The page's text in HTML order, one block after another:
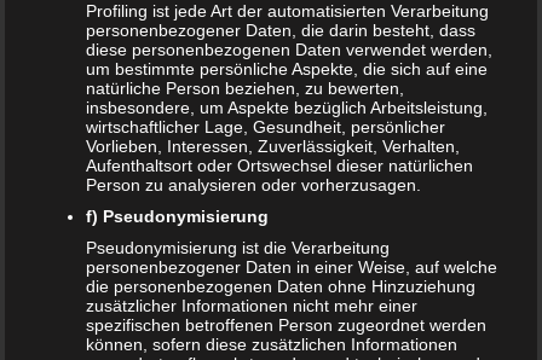
SANDRAzuVollmachten für Kinder
NACHRICHTEN
Kinder- und Jugendstärkungsgesetz kommt
Familien profitieren vom Rekordhaushalt 2020
Cannabis in der Muttermilch nachweisbar
Elterngeld online beantragen
Zahnspange für viele Kinder nicht notwendig
Profiling ist jede Art der automatisierten Verarbeitung
personenbezogener Daten, die darin besteht, dass
diese personenbezogenen Daten verwendet werden,
um bestimmte persönliche Aspekte, die sich auf eine
natürliche Person beziehen, zu bewerten,
insbesondere, um Aspekte bezüglich Arbeitsleistung,
wirtschaftlicher Lage, Gesundheit, persönlicher
Vorlieben, Interessen, Zuverlässigkeit, Verhalten,
Aufenthaltsort oder Ortswechsel dieser natürlichen
Person zu analysieren oder vorherzusagen.
f) Pseudonymisierung
Pseudonymisierung ist die Verarbeitung
personenbezogener Daten in einer Weise, auf welche
die personenbezogenen Daten ohne Hinzuziehung
zusätzlicher Informationen nicht mehr einer
spezifischen betroffenen Person zugeordnet werden
können, sofern diese zusätzlichen Informationen